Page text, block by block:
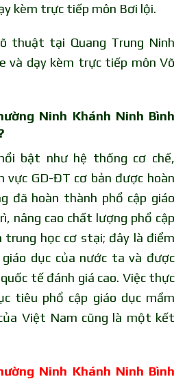
kèm trực tiếp môn Bơi lội.
thuật tại Quang Trung Ninh
và dạy kèm trực tiếp môn Võ
Ninh Khánh Ninh Bình
bật như hệ thống cơ chế,
vực GD-ĐT cơ bản được hoàn
đã hoàn thành phổ cập giáo
nâng cao chất lượng phổ cập
trung học cơ stại; đây là điểm
dục của nước ta và được
tế đánh giá cao. Việc thực
tiêu phổ cập giáo dục mầm
Việt Nam cũng là một kết
Ninh Khánh Ninh Bình